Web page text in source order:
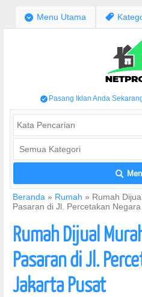
; Menu Utama ,
/ Pasang Iklan Anda
L
Beranda » Rumah » Rumah
Pasaran di Jl. Percetakan
Rumah Dijual
Pasaran di Jl.
Jakarta Pusat